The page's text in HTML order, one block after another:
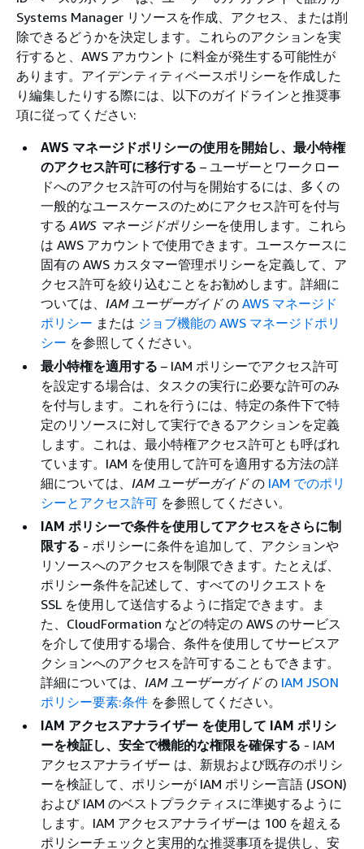
Systems Manager リソースを作成、アクセス、または削
除できるどうかを決定します。これらのアクションを実
行すると、AWS アカウント に料金が発生する可能性が
あります。アイデンティティベースポリシーを作成した
り編集したりする際には、以下のガイドラインと推奨事
項に従ってください:
AWS マネージドポリシーの使用を開始し、最小特権
のアクセス許可に移行する – ユーザーとワークロー
ドへのアクセス許可の付与を開始するには、多くの
一般的なユースケースのためにアクセス許可を付与
する AWS マネージドポリシーを使用します。これら
は AWS アカウントで使用できます。ユースケースに
固有の AWS カスタマー管理ポリシーを定義して、ア
クセス許可を絞り込むことをお勧めします。詳細に
ついては、 IAM ユーザーガイドの AWS マネージド
ポリシー または ジョブ機能の AWS マネージドポリ
シー を参照してください。
最小特権を適用する – IAM ポリシーでアクセス許可
を設定する場合は、タスクの実行に必要な許可のみ
を付与します。これを行うには、特定の条件下で特
定のリソースに対して実行できるアクションを定義
します。これは、最小特権アクセス許可とも呼ばれ
ています。IAM を使用して許可を適用する方法の詳
細については、 IAM ユーザーガイドの IAM でのポリ
シーとアクセス許可 を参照してください。
IAM ポリシーで条件を使用してアクセスをさらに制
限する - ポリシーに条件を追加して、アクションや
リソースへのアクセスを制限できます。たとえば、
ポリシー条件を記述して、すべてのリクエストを
SSL を使用して送信するように指定できます。ま
た、CloudFormation などの特定の AWS のサービス
を介して使用する場合、条件を使用してサービスア
クションへのアクセスを許可することもできます。
詳細については、 IAM ユーザーガイドの IAM JSON
ポリシー要素:条件 を参照してください。
IAM アクセスアナライザー を使用して IAM ポリシ
ーを検証し、安全で機能的な権限を確保する - IAM
アクセスアナライザー は、新規および既存のポリシ
ーを検証して、ポリシーが IAM ポリシー言語 (JSON)
および IAM のベストプラクティスに準拠するように
します。IAM アクセスアナライザーは 100 を超える
ポリシーチェックと実用的な推奨事項を提供し、安